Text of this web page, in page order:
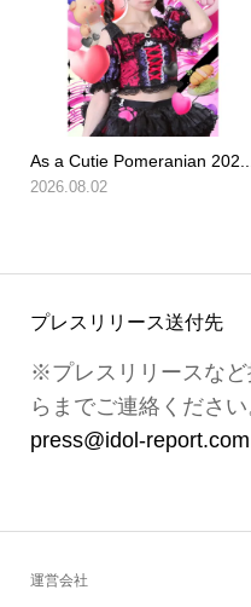
As a Cutie Pomeranian
2026.08.02
プレスリリース送付先
※プレスリリースな
らまでご連絡ください
press@idol-report.com
運営会社